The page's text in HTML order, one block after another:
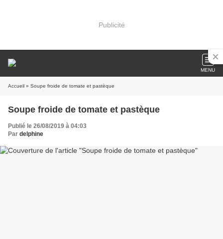
Publicité
MENU
Accueil » Soupe froide de tomate et pastèque
Soupe froide de tomate et pastèque
Publié le 26/08/2019 à 04:03
Par delphine